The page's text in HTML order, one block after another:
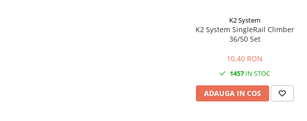
K2 System
K2 System SingleRail Climber
36/50 Set
10,40 RON
1457 IN STOC
ADAUGA IN COS